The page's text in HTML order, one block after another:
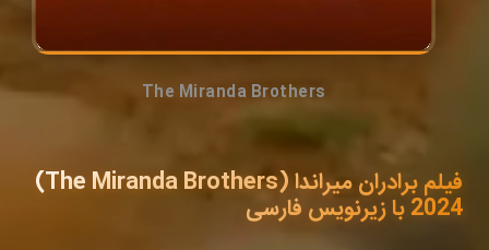
The Miranda Brothers
فیلم برادران میراندا (The Miranda Brothers)
2024 با زیرنویس فارسی